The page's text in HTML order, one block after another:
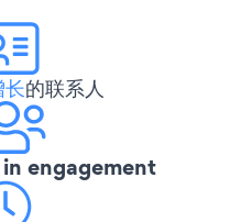
的联系人
in engagement